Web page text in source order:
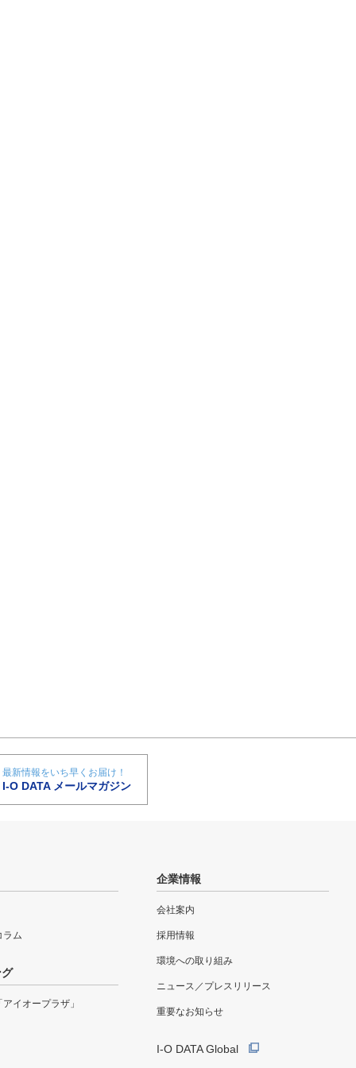
最新情報をいち早くお届け！
I-O DATA メールマガジン
ラム
イオープラザ」
企業情報
会社案内
採用情報
環境への取り組み
ニュース／プレスリリース
重要なお知らせ
I-O DATA Global